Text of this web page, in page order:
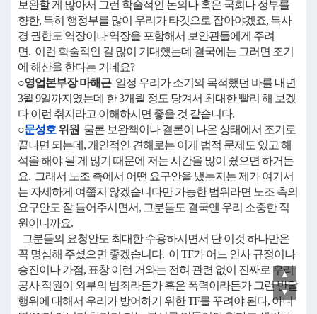
보완할 게 많아서 그런 학술적인 논의나 혹은 국회나 정부를
향한, 특히 행정부를 많이 우리가 타깃으로 잡아야겠죠, 특사
경 권한도 역장이나 역장을 포함해서 보안관들에게 주려
면. 이런 학술적인 걸 많이 기대했는데 결국에는 그러면 조기
에 해산을 한다는 거네요?
○영업본부장 마해근일정 우리가 소기의 목적했던 바를 내년
3월 9일까지였는데 한 3개월 정도 당겨서 최대한 빨리 해 보겠
다 이런 취지라고 이해하시면 좋을 것 같습니다.
○문성호 위원 물론 보완책이나 결론이 나온 상태에서 조기로
끝나면 되는데, 개인적인 견해로는 이게 법적 문제도 있고 해
석을 해야 될 게 많기 때문에 저는 시간을 많이 줬으면 하거든
요. 그래서 노조 측에서 어떤 요구안을 냈는지는 제가 여기서
는 자세하게 여쭙지 않겠습니다만 가능한 범위라면 노조 측의
요구안도 잘 들어주시면서, 그분들도 결국엔 우리 소중한 직
원이니까요.
그분들의 요청안도 최대한 수용하시면서 단 이것 하나만은
꼭 명심해 주셨으면 좋겠습니다. 이 TF가 어느 인사 규정이나
승진이나 가점, 표창 이런 거와는 전혀 관련 없이 진짜로 우리
공사 직원이 외부의 범죄라든가 혹은 폭력이라든가 그런 반달
행위에 대해서 우리가 방어하기 위한 TF를 꾸려야 된다, 아니
▲
▼